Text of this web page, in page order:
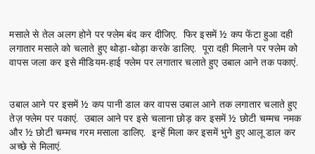
मसाले से तेल अलग होने पर फ्लेम बंद कर दीजिए. फिर इसमें ½ कप फेंटा हुआ दही
लगातार मसाले को चलाते हुए थोड़ा-थोड़ा करके डालिए. पूरा दही मिलाने पर फ्लेम को
वापस जला कर इसे मीडियम-हाई फ्लेम पर लगातार चलाते हुए उबाल आने तक पकाएं.
उबाल आने पर इसमें ½ कप पानी डाल कर वापस उबाल आने तक लगातार चलाते हुए
तेज़ फ्लेम पर पकाएं. उबाल आने पर इसे चलाना छोड़ कर इसमें ½ छोटी चम्मच नमक
और ½ छोटी चम्मच गरम मसाला डालिए. इन्हें मिला कर इसमें भुने हुए आलू डाल कर
अच्छे से मिलाएं.